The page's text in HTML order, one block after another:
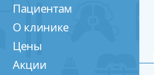
Пациентам
О клинике
Цены
Акции